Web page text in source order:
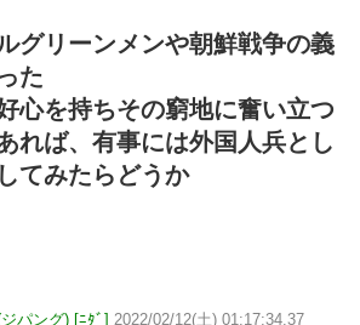
グリーンメンや朝鮮戦争の義
た
心を持ちその窮地に奮い立つ
れば、有事には外国人兵とし
てみたらどうか
パング) [ﾆﾀﾞ] 2022/02/12(土) 01:17:34.37